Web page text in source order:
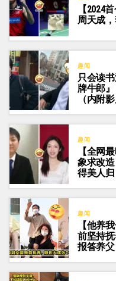
【2024
周天成
趣闻
只会读
牌牛郎』
（内附影
趣闻
【全网
象求改
得美人归
趣闻
【他养
前坚持
报答养父